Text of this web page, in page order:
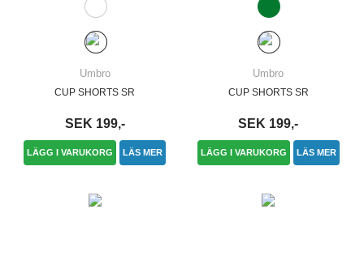
Umbro
CUP SHORTS SR
SEK 199,-
LÄGG I VARUKORG LÄS MER
Umbro
CUP SHORTS SR
SEK 199,-
LÄGG I VARUKORG LÄS MER